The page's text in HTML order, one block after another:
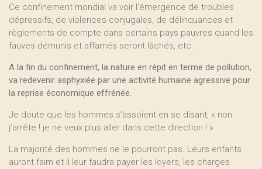
Ce confinement mondial va voir l’émergence de troubles
dépressifs, de violences conjugales, de délinquances et
règlements de compte dans certains pays pauvres quand les
fauves démunis et affamés seront lâchés, etc.
A la fin du confinement, la nature en répit en terme de pollution,
va redevenir asphyxiée par une activité humaine agressive pour
la reprise économique effrénée.
Je doute que les hommes s’assoient en se disant, « non
j’arrête ! je ne veux plus aller dans cette direction ! »
La majorité des hommes ne le pourront pas. Leurs enfants
auront faim et il leur faudra payer les loyers, les charges